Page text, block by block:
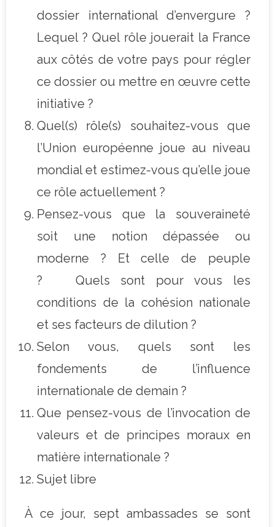
dossier international d’envergure ?
Lequel ? Quel rôle jouerait la France
aux côtés de votre pays pour régler
ce dossier ou mettre en œuvre cette
initiative ?
Quel(s) rôle(s) souhaitez-vous que
l’Union européenne joue au niveau
mondial et estimez-vous qu’elle joue
ce rôle actuellement ?
Pensez-vous que la souveraineté
soit une notion dépassée ou
moderne ? Et celle de peuple
? Quels sont pour vous les
conditions de la cohésion nationale
et ses facteurs de dilution ?
Selon vous, quels sont les
fondements de l’influence
internationale de demain ?
Que pensez-vous de l’invocation de
valeurs et de principes moraux en
matière internationale ?
Sujet libre
À ce jour, sept ambassades se sont